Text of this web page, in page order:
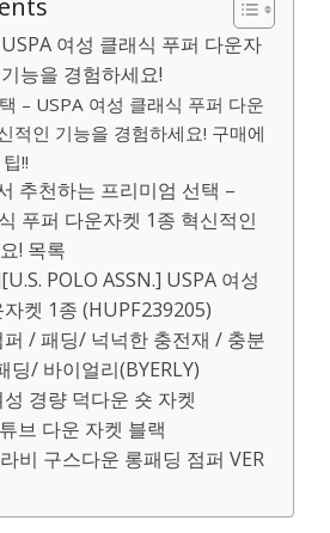
여성 클래식 푸퍼 다운자
능을 경험하세요!
– USPA 여성 클래식 푸퍼 다운
적인 기능을 경험하세요! 구매에
!!
추천하는 프리미엄 선택 –
푸퍼 다운자켓 1종 혁신적인
! 목록
POLO ASSN.] USPA 여성
켓 1종 (HUPF239205)
퍼 / 패딩/ 넉넉한 충전재 / 충분
딩/ 바이얼리(BYERLY)
성 경량 덕다운 숏 자켓
브 다운 자켓 블랙
비 구스다운 롱패딩 점퍼 VER